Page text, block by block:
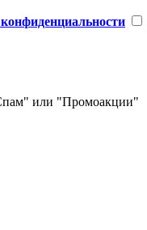
или "Промоакции"